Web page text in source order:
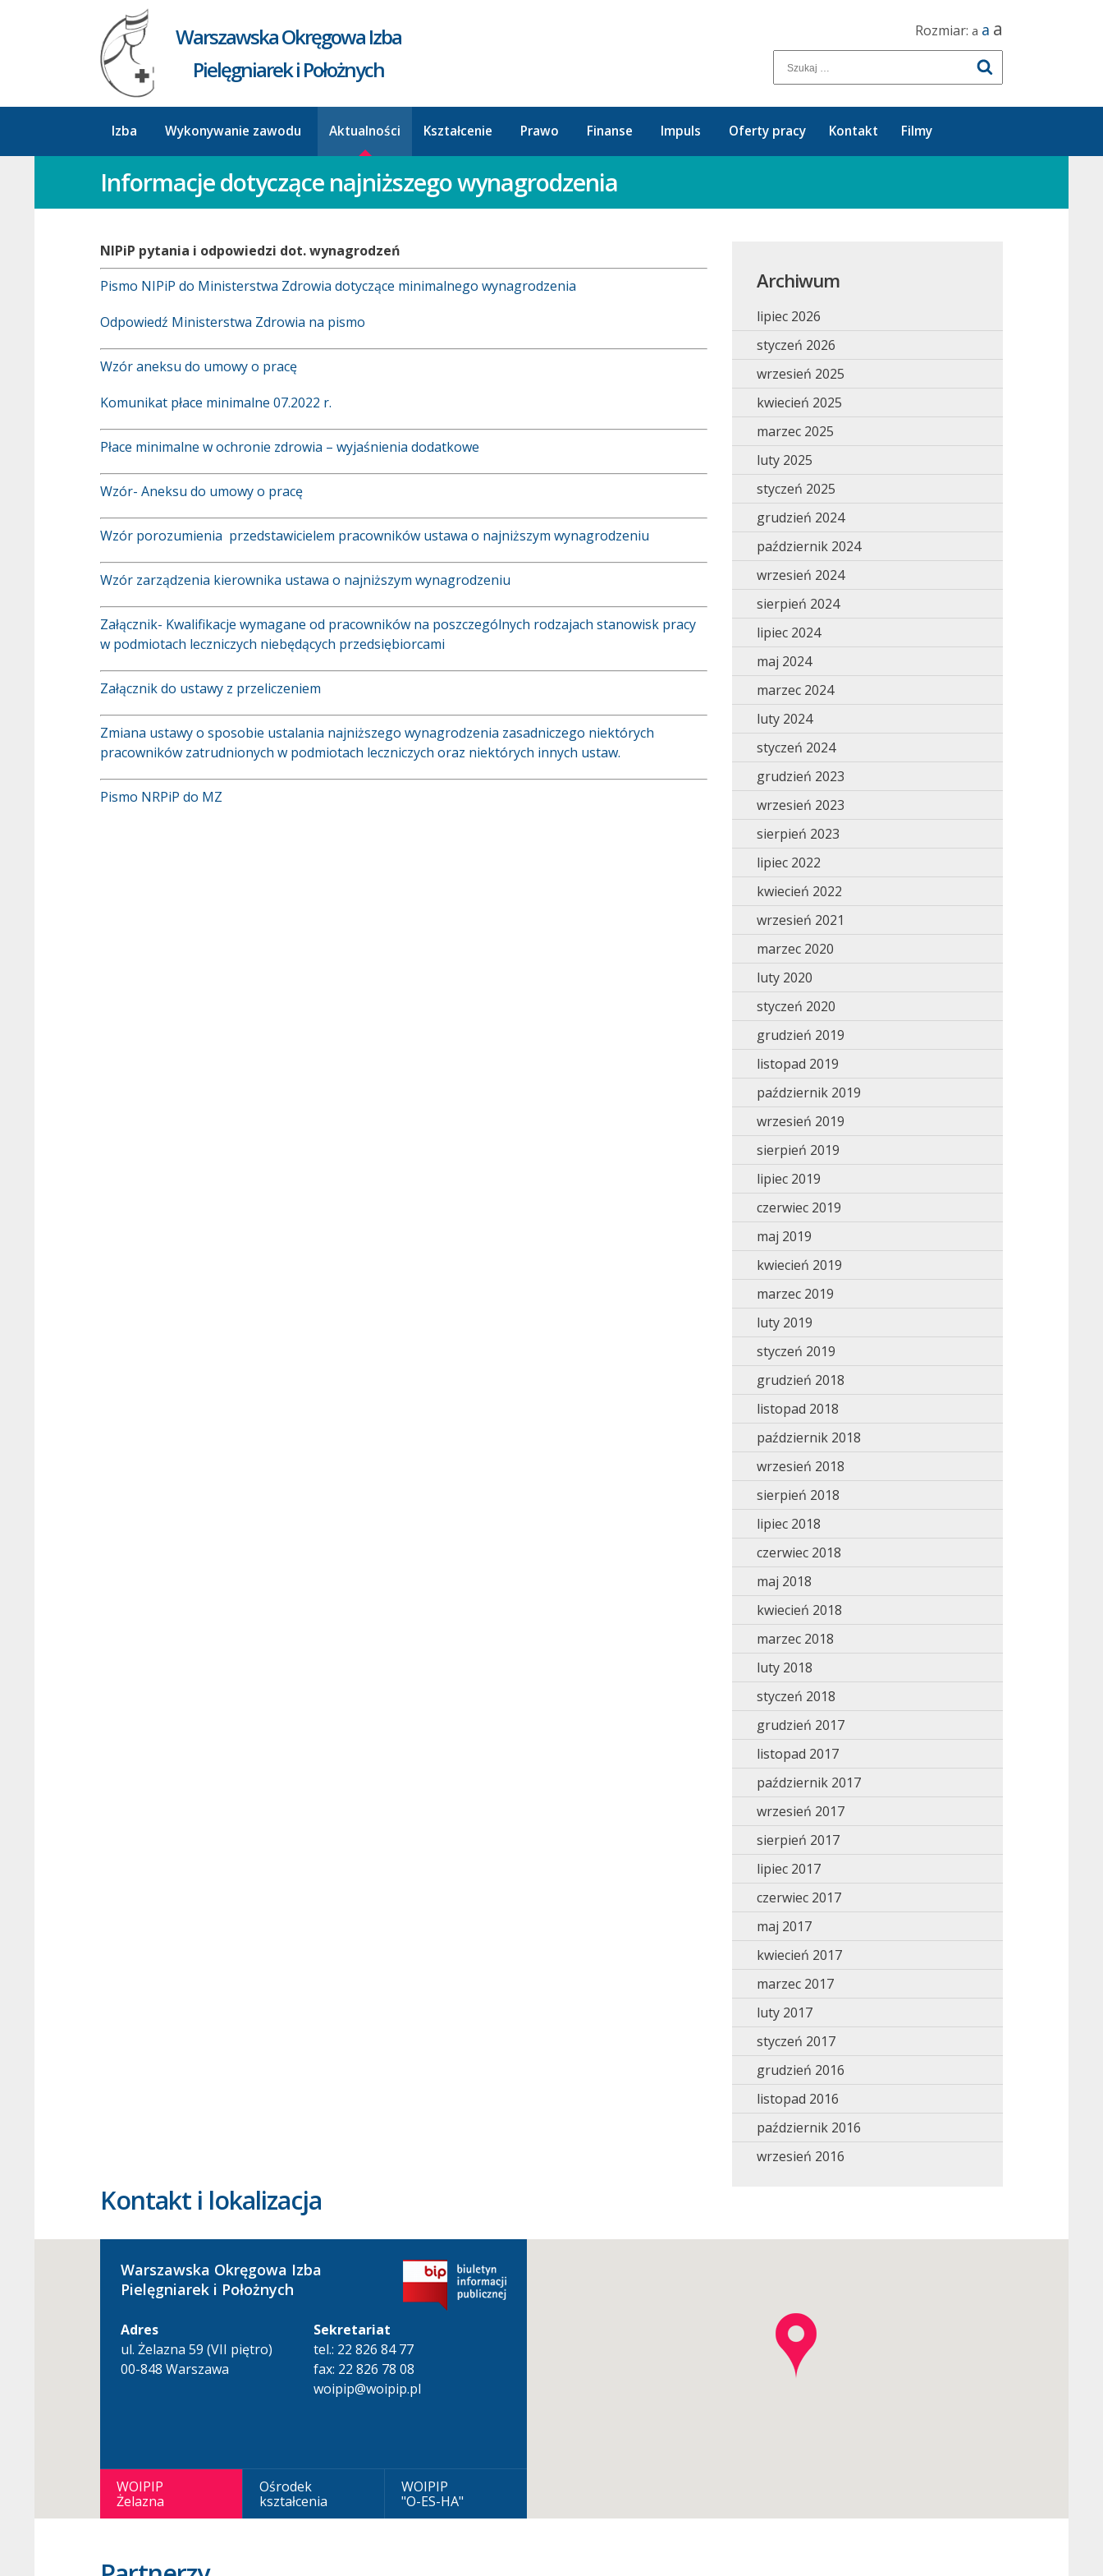
Warszawska Okręgowa Izba
Pielęgniarek i Położnych
Rozmiar: a a a
Izba Wykonywanie zawodu Aktualności Kształcenie Prawo Finanse Impuls Oferty pracy Kontakt Filmy
Informacje dotyczące najniższego wynagrodzenia
NIPiP pytania i odpowiedzi dot. wynagrodzeń
Pismo NIPiP do Ministerstwa Zdrowia dotyczące minimalnego wynagrodzenia
Odpowiedź Ministerstwa Zdrowia na pismo
Wzór aneksu do umowy o pracę
Komunikat płace minimalne 07.2022 r.
Płace minimalne w ochronie zdrowia – wyjaśnienia dodatkowe
Wzór- Aneksu do umowy o pracę
Wzór porozumienia przedstawicielem pracowników ustawa o najniższym wynagrodzeniu
Wzór zarządzenia kierownika ustawa o najniższym wynagrodzeniu
Załącznik- Kwalifikacje wymagane od pracowników na poszczególnych rodzajach stanowisk pracy
w podmiotach leczniczych niebędących przedsiębiorcami
Załącznik do ustawy z przeliczeniem
Zmiana ustawy o sposobie ustalania najniższego wynagrodzenia zasadniczego niektórych
pracowników zatrudnionych w podmiotach leczniczych oraz niektórych innych ustaw.
Pismo NRPiP do MZ
Archiwum
lipiec 2026
styczeń 2026
wrzesień 2025
kwiecień 2025
marzec 2025
luty 2025
styczeń 2025
grudzień 2024
październik 2024
wrzesień 2024
sierpień 2024
lipiec 2024
maj 2024
marzec 2024
luty 2024
styczeń 2024
grudzień 2023
wrzesień 2023
sierpień 2023
lipiec 2022
kwiecień 2022
wrzesień 2021
marzec 2020
luty 2020
styczeń 2020
grudzień 2019
listopad 2019
październik 2019
wrzesień 2019
sierpień 2019
lipiec 2019
czerwiec 2019
maj 2019
kwiecień 2019
marzec 2019
luty 2019
styczeń 2019
grudzień 2018
listopad 2018
październik 2018
wrzesień 2018
sierpień 2018
lipiec 2018
czerwiec 2018
maj 2018
kwiecień 2018
marzec 2018
luty 2018
styczeń 2018
grudzień 2017
listopad 2017
październik 2017
wrzesień 2017
sierpień 2017
lipiec 2017
czerwiec 2017
maj 2017
kwiecień 2017
marzec 2017
luty 2017
styczeń 2017
grudzień 2016
listopad 2016
październik 2016
wrzesień 2016
Kontakt i lokalizacja
Warszawska Okręgowa Izba
Pielęgniarek i Położnych
Adres
ul. Żelazna 59 (VII piętro)
00-848 Warszawa
Sekretariat
tel.: 22 826 84 77
fax: 22 826 78 08
woipip@woipip.pl
WOIPIP
Żelazna
Ośrodek
kształcenia
WOIPIP
"O-ES-HA"